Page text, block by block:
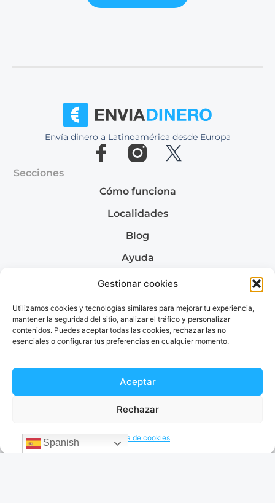
Gestionar cookies
Utilizamos cookies y tecnologías similares para mejorar tu experiencia,
mantener la seguridad del sitio, analizar el tráfico y personalizar
contenidos. Puedes aceptar todas las cookies, rechazar las no
esenciales o configurar tus preferencias en cualquier momento.
Aceptar
Rechazar
Política de cookies
Envía dinero a
Envía dinero a Venezuela
Envía dinero a Argentina
Envía dinero a Latinoamérica desde Europa
Secciones
Cómo funciona
Localidades
Blog
Ayuda
Quiénes somos
Spanish